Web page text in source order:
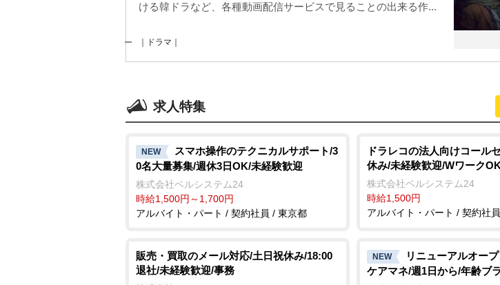
ける韓ドラなど、各種動画配信サービスで見ることの出来る作...
｜ドラマ｜
求人特集
NEW
スマホ操作のテクニカルサポート/3
0名大量募集/週休3日OK/未経験歓迎
株式会社ベルシステム24
時給1,500円～1,700円
アルバイト・パート / 契約社員 / 東京都
ドラレコの法人向けコール
休み/未経験歓迎/WワークOK
株式会社ベルシステム24
時給1,500円
アルバイト・パート / 契約社
販売・買取のメール対応/土日祝休み/18:00
退社/未経験歓迎/事務
NEW
リニューアルオー
ケアマネ/週1日から/年齢ブ